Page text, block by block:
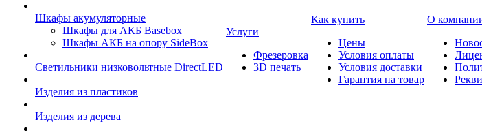
Шкафы акумуляторные
Шкафы для АКБ Basebox
Шкафы АКБ на опору SideBox
Светильники низковольтные DirectLED
Изделия из пластиков
Изделия из дерева
Услуги
Фрезеровка
3D печать
Как купить
Цены
Условия оплаты
Условия доставки
Гарантия на товар
О